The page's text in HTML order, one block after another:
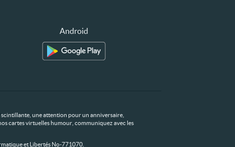
Android
une attention pour un anniversaire,
cartes virtuelles humour, communiquez avec les
et Libertés No-771070.